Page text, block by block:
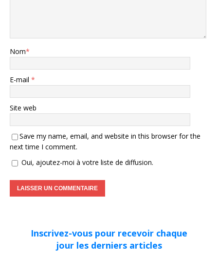
Nom*
E-mail *
Site web
Save my name, email, and website in this browser for the
next time I comment.
Oui, ajoutez-moi à votre liste de diffusion.
Inscrivez-vous pour recevoir chaque
jour les derniers articles